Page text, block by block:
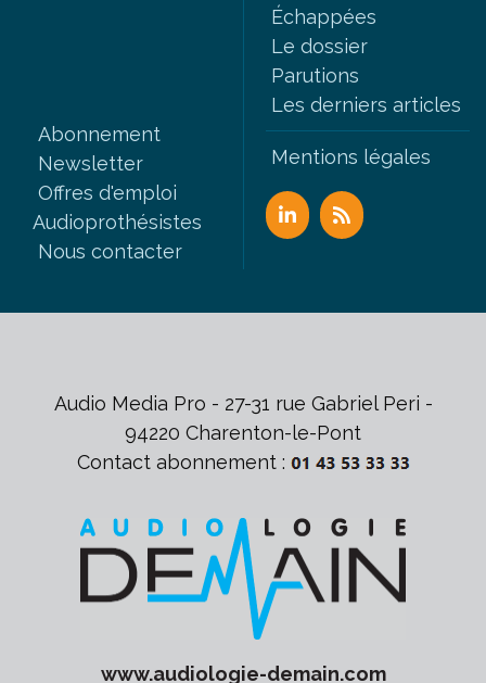
Échappées
Le dossier
Parutions
Les derniers articles
Abonnement
Newsletter
Offres d'emploi
Audioprothésistes
Nous contacter
Mentions légales
Audio Media Pro - 27-31 rue Gabriel Peri -
94220 Charenton-le-Pont
Contact abonnement :
www.audiologie-demain.com